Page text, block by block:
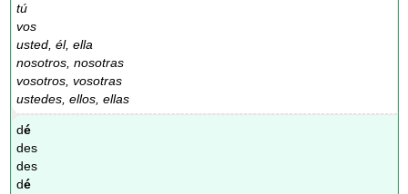
tú
vos
usted, él, ella
nosotros, nosotras
vosotros, vosotras
ustedes, ellos, ellas
dé
des
des
dé